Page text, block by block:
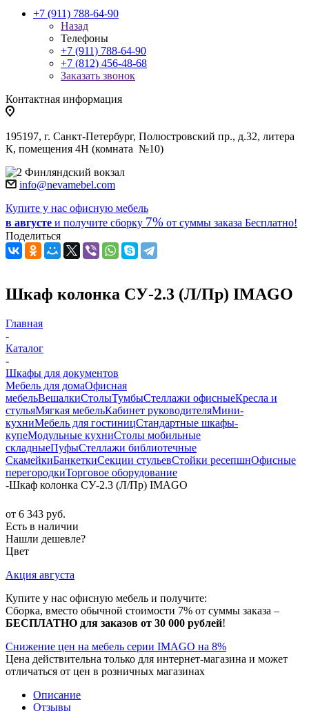
+7 (911) 788-64-90
Назад
Телефоны
+7 (911) 788-64-90
+7 (812) 456-48-68
Заказать звонок
Контактная информация
195197, г. Санкт-Петербург, Полюстровский пр., д.32, литера
К, помещения 4Н (комната №10)
Финляндский вокзал
info@nevamebel.com
Купите у нас офисную мебель
в августе и получите сборку 7% от суммы заказа Бесплатно!
Поделиться
Шкаф колонка СУ-2.3 (Л/Пр) IMAGO
Главная
-
Каталог
-
Шкафы для документов
Мебель для домаОфисная
мебельВешалкиСтолыТумбыСтеллажи офисныеКресла и
стульяМягкая мебельКабинет руководителяМини-
кухниМебель для гостиницСтандартные шкафы-
купеМодульные кухниСтолы мобильные
складныеПуфыСтеллажи библиотечные
СкамейкиБанкеткиСекции стульевСтойки ресепшнОфисные
перегородкиТорговое оборудование
-Шкаф колонка СУ-2.3 (Л/Пр) IMAGO
от 6 343 руб.
Есть в наличии
Нашли дешевле?
Цвет
Акция августа
Купите у нас офисную мебель и получите:
Сборка, вместо обычной стоимости 7% от суммы заказа –
БЕСПЛАТНО для заказов от 30 000 рублей!
Снижение цен на мебель серии IMAGO на 8%
Цена действительна только для интернет-магазина и может
отличаться от цен в розничных магазинах
Описание
Отзывы